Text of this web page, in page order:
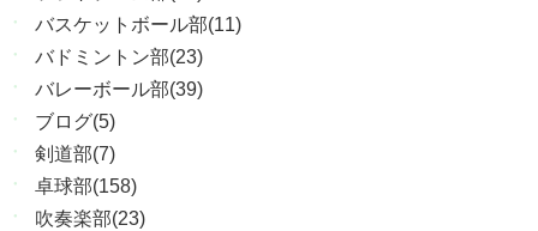
バスケットボール部(11)
バドミントン部(23)
バレーボール部(39)
ブログ(5)
剣道部(7)
卓球部(158)
吹奏楽部(23)